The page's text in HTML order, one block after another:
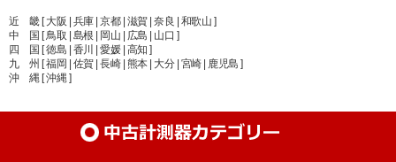
近 畿 [ 大阪 | 兵庫 | 京都 | 滋賀 | 奈良 | 和歌山 ]
中 国 [ 鳥取 | 島根 | 岡山 | 広島 | 山口 ]
四 国 [ 徳島 | 香川 | 愛媛 | 高知 ]
九 州 [ 福岡 | 佐賀 | 長崎 | 熊本 | 大分 | 宮崎 | 鹿児島 ]
沖 縄 [ 沖縄 ]